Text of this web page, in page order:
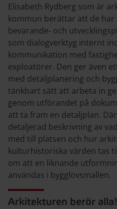
Elisabeth Rydberg som är
kommun berättar att de
bevarande- och
som dialogverktyg internt
kommunikation med
exploatörer. Den ger även
med detaljplanering och
tänkbart sätt att arbeta in
genom utförandet på
att ta fram en detaljplan.
detaljerad beskrivning av
med till platsen och hur
kulturhistoriska värden tas
om att en liknande
användas i bygglovsmallen.
Arkitekturen berör alla!